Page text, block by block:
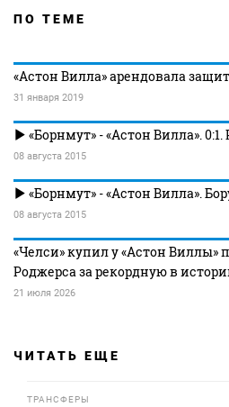
ПО ТЕМЕ
«Астон Вилла» арендовала
31 января 2019
«Борнмут» - «Астон Вилла». 0:1.
08 августа 2015
«Борнмут» - «Астон Вилла».
08 августа 2015
«Челси» купил у «Астон Виллы»
Роджерса за рекордную в
21 июля 2026
ЧИТАТЬ ЕЩЕ
ТРАНСФЕРЫ